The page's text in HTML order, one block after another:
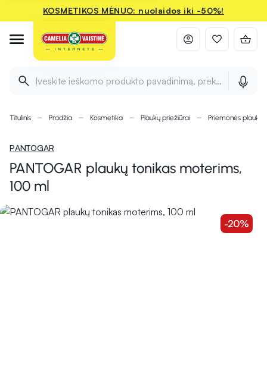
KOSMETIKOS MĖNUO: nuolaidos iki -50%!
Įveskite ieškomo produkto pavadinimą, prekės ženklą ir
Titulinis Pradžia Kosmetika Plaukų priežiūrai Priemonės
PANTOGAR
PANTOGAR plaukų tonikas moterims,
100 ml
-20%